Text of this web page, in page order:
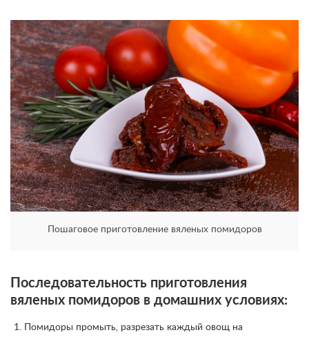
Пошаговое приготовление вяленых помидоров
Последовательность приготовления
вяленых помидоров в домашних условиях:
Помидоры промыть, разрезать каждый овощ на